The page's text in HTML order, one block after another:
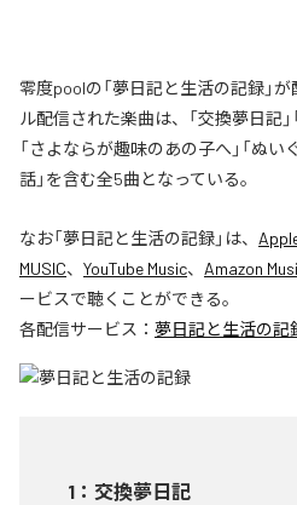
零度poolの「夢日記と生活の記録」
ル配信された楽曲は、「交換夢日記
「さよならが趣味のあの子へ」「ぬい
話」を含む全5曲となっている。
なお「夢日記と生活の記録」は、
MUSIC、 YouTube Music、 Amazon
ービスで聴くことができる。
各配信サービス： 夢日記と生活の記
1 ： 交換夢日記